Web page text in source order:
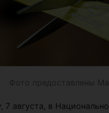
Фото предоставлены
7 августа, в